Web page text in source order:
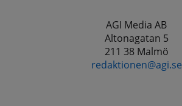
AGI Media AB
Altonagatan 5
211 38 Malmö
redaktionen@agi.se